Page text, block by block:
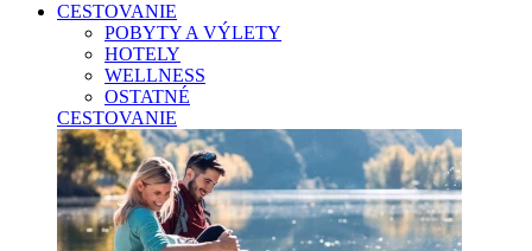
CESTOVANIE
POBYTY A VÝLETY
HOTELY
WELLNESS
OSTATNÉ
CESTOVANIE